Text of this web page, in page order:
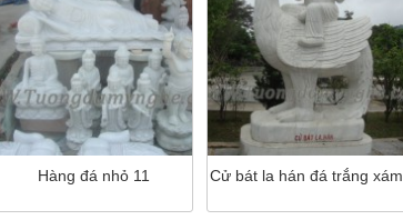
Hàng đá nhỏ 11 Cử bát la hán đá trắng xám